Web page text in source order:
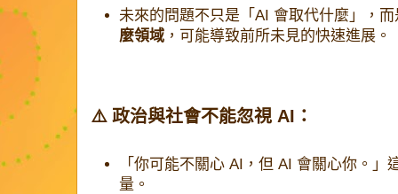
未來的問題不只是「AI 會取代什麼」，而
麼領域 ，可能導致前所未見的快速進展。
⚠️ 政治與社會不能忽視 AI：
「你可能不關心 AI，但 AI 會關心你。」
量。